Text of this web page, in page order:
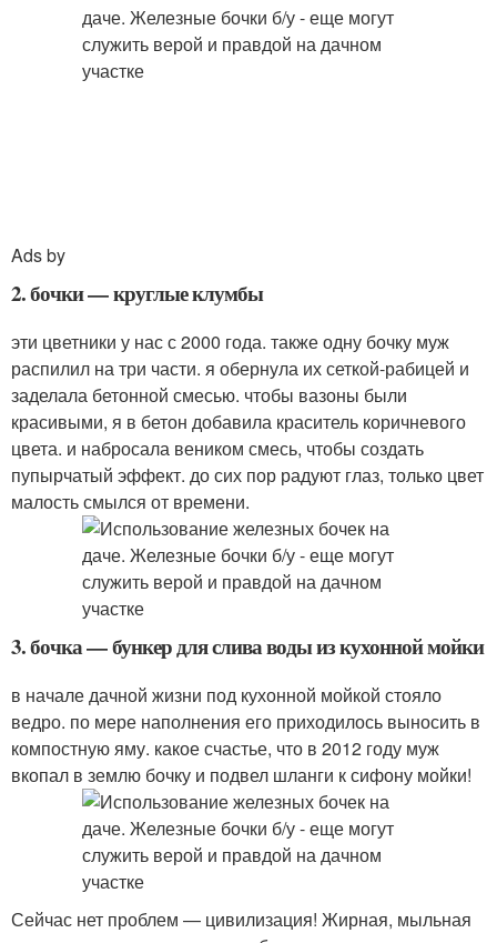
Ads by
2. бочки — круглые клумбы
эти цветники у нас с 2000 года. также одну бочку муж
распилил на три части. я обернула их сеткой-рабицей и
заделала бетонной смесью. чтобы вазоны были
красивыми, я в бетон добавила краситель коричневого
цвета. и набросала веником смесь, чтобы создать
пупырчатый эффект. до сих пор радуют глаз, только цвет
малость смылся от времени.
3. бочка — бункер для слива воды из кухонной мойки
в начале дачной жизни под кухонной мойкой стояло
ведро. по мере наполнения его приходилось выносить в
компостную яму. какое счастье, что в 2012 году муж
вкопал в землю бочку и подвел шланги к сифону мойки!
Сейчас нет проблем — цивилизация! Жирная, мыльная